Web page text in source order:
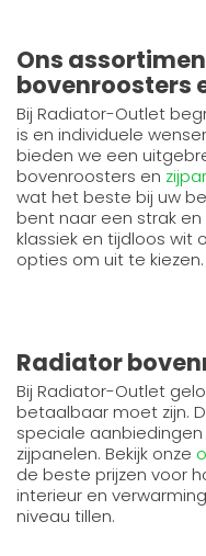
Ons
bovenroosters
Bij Radiator-Outlet
is en individuele
bieden we een
bovenroosters en
wat het beste bij uw
bent naar een strak
klassiek en tijdloos wit
opties om uit te kiezen.
Radiator
Bij Radiator-Outlet
betaalbaar moet zijn.
speciale
zijpanelen. Bekijk onze
de beste prijzen voor
interieur en
niveau tillen.